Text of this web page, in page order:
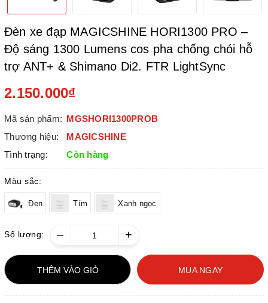
Đèn xe đạp MAGICSHINE HORI1300 PRO –
Độ sáng 1300 Lumens cos pha chống chói hỗ
trợ ANT+ & Shimano Di2. FTR LightSync
2.150.000₫
Mã sản phẩm: MGSHORI1300PROB
Thương hiệu:
MAGICSHINE
Tình trạng:
Còn hàng
Màu sắc:
Đen Tím Xanh ngọc
Số lượng: – +
THÊM VÀO GIỎ MUA NGAY